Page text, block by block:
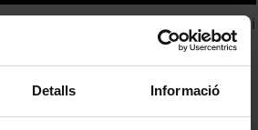
Detalls Informació
Miquel Siguan, en el seu centenari
2018)